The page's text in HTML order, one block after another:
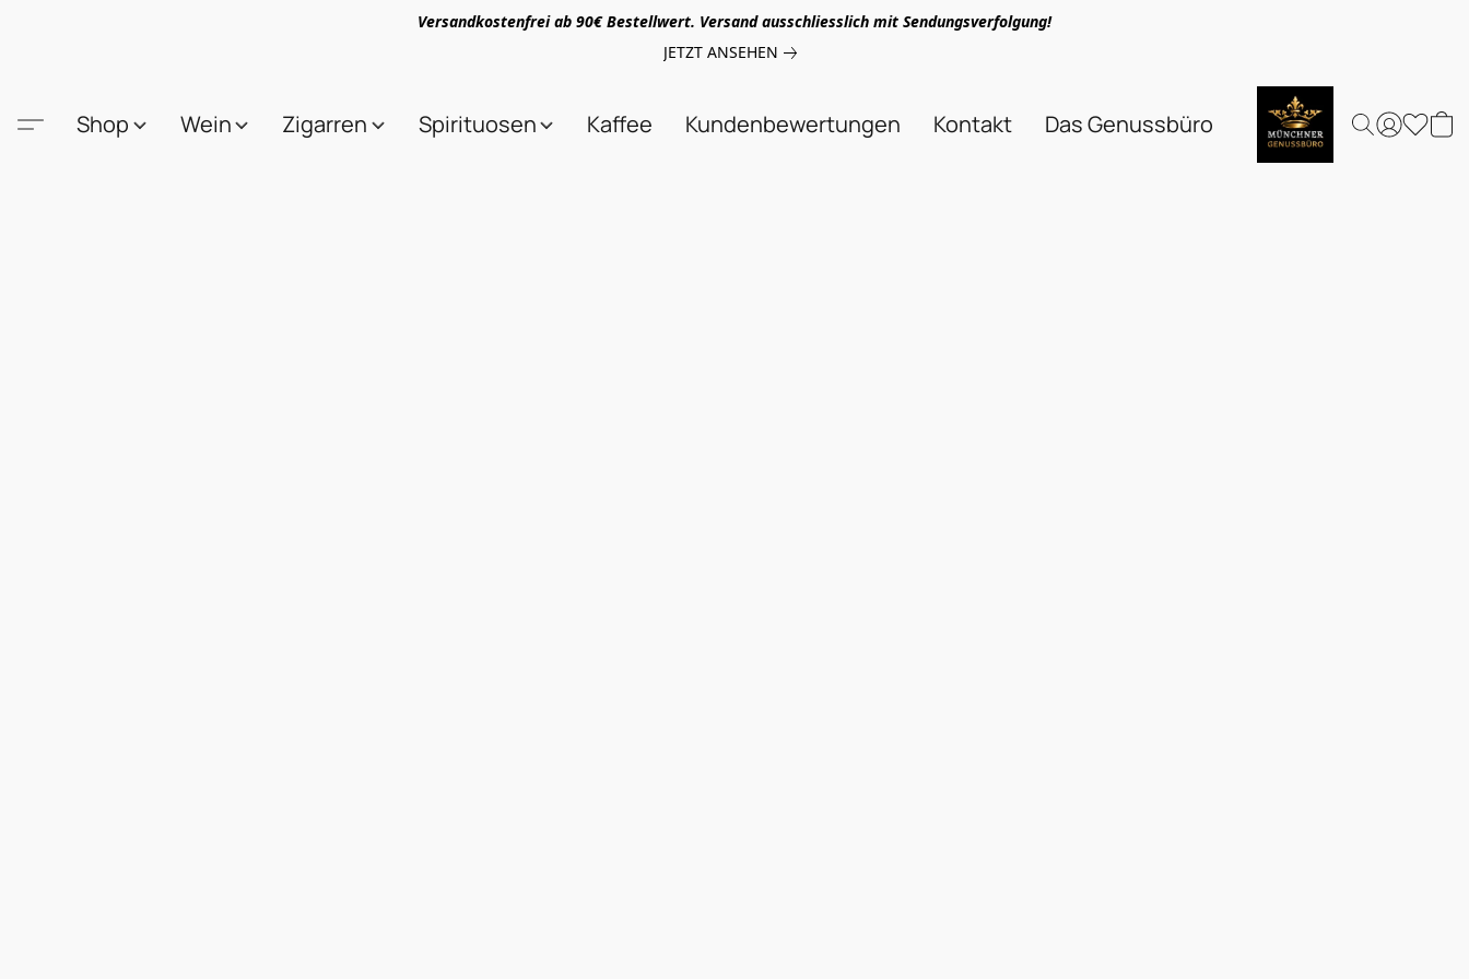
Versandkostenfrei ab 90€ Bestellwert. Versand ausschliesslich mit Sendungsverfolgung!
JETZT ANSEHEN
Shop Wein Zigarren Spirituosen Kaffee Kundenbewertungen Kontakt Das Genussbüro